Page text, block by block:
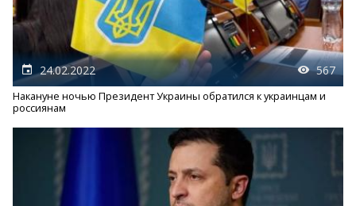
24.02.2022 567
Накануне ночью Президент Украины обратился к украинцам и
россиянам